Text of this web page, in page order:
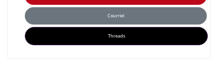
Courriel
Threads